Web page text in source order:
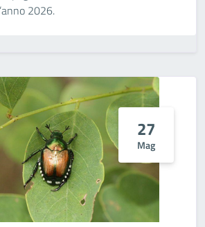
2026.
27
Mag